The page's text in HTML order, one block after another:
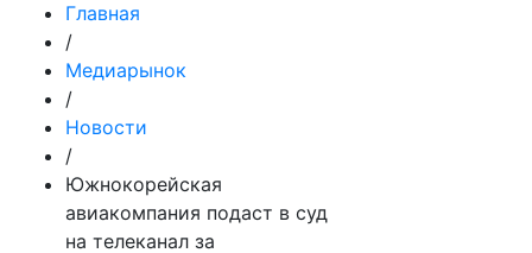
Главная
/
Медиарынок
/
Новости
/
Южнокорейская
авиакомпания подаст в суд
на телеканал за